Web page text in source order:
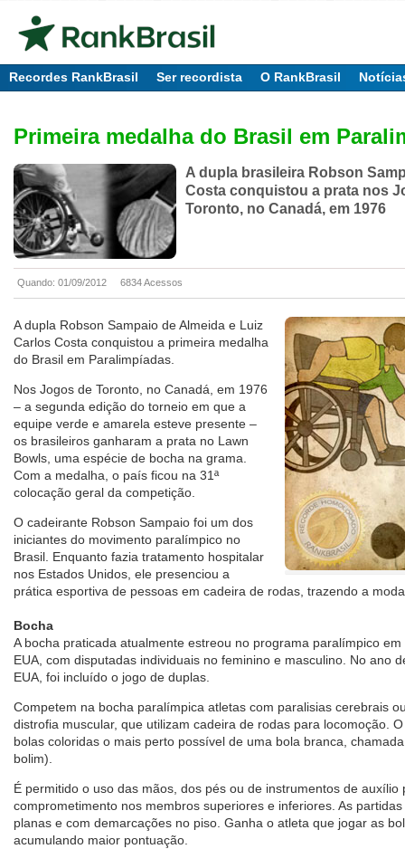
Recordes RankBrasil Ser recordista O RankBrasil
Primeira medalha do Brasil em
A dupla brasileira Robson
Costa conquistou a prata nos
Toronto, no Canadá, em 1976
Quando: 01/09/2012 6834 Acessos
A dupla Robson Sampaio de Almeida e Luiz
Carlos Costa conquistou a primeira medalha
do Brasil em Paralimpíadas.
Nos Jogos de Toronto, no Canadá, em 1976
– a segunda edição do torneio em que a
equipe verde e amarela esteve presente –
os brasileiros ganharam a prata no Lawn
Bowls, uma espécie de bocha na grama.
Com a medalha, o país ficou na 31ª
colocação geral da competição.
O cadeirante Robson Sampaio foi um dos
iniciantes do movimento paralímpico no
Brasil. Enquanto fazia tratamento hospitalar
nos Estados Unidos, ele presenciou a
prática esportiva de pessoas em cadeira de rodas, trazendo a
Bocha
A bocha praticada atualmente estreou no programa paralímpico
EUA, com disputadas individuais no feminino e masculino. No ano
EUA, foi incluído o jogo de duplas.
Competem na bocha paralímpica atletas com paralisias cerebrais
distrofia muscular, que utilizam cadeira de rodas para locomoção.
bolas coloridas o mais perto possível de uma bola branca, chamada
bolim).
É permitido o uso das mãos, dos pés ou de instrumentos de
comprometimento nos membros superiores e inferiores. As
planas e com demarcações no piso. Ganha o atleta que jogar as
acumulando maior pontuação.